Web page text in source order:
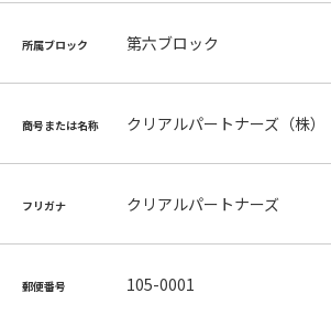
所属ブロック 第六ブロック
商号または名称 クリアルパートナーズ（株）
フリガナ クリアルパートナーズ
郵便番号 105-0001